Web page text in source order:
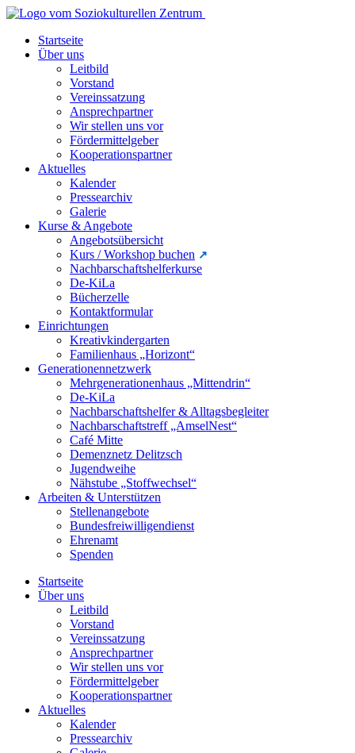
Startseite
Über uns
Leitbild
Vorstand
Vereinssatzung
Ansprechpartner
Wir stellen uns vor
Fördermittelgeber
Kooperationspartner
Aktuelles
Kalender
Pressearchiv
Galerie
Kurse & Angebote
Angebotsübersicht
Kurs / Workshop buchen
Nachbarschaftshelferkurse
De-KiLa
Bücherzelle
Kontaktformular
Einrichtungen
Kreativkindergarten
Familienhaus „Horizont“
Generationennetzwerk
Mehrgenerationenhaus „Mittendrin“
De-KiLa
Nachbarschaftshelfer & Alltagsbegleiter
Nachbarschaftstreff „AmselNest“
Café Mitte
Demenznetz Delitzsch
Jugendweihe
Nähstube „Stoffwechsel“
Arbeiten & Unterstützen
Stellenangebote
Bundesfreiwilligendienst
Ehrenamt
Spenden
Startseite
Über uns
Leitbild
Vorstand
Vereinssatzung
Ansprechpartner
Wir stellen uns vor
Fördermittelgeber
Kooperationspartner
Aktuelles
Kalender
Pressearchiv